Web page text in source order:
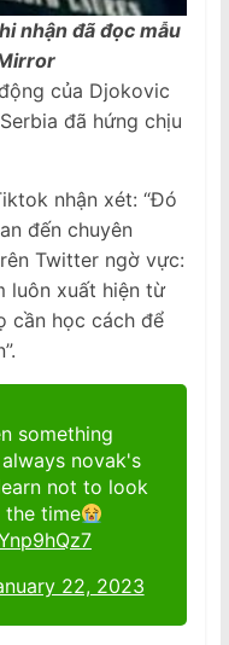
nhận đã đọc mẫu
của Djokovic
đã hứng chịu
nhận xét: “Đó
đến chuyên
Twitter ngờ vực:
luôn xuất hiện từ
cần học cách để
something
novak's
not to look
the time
22, 2023